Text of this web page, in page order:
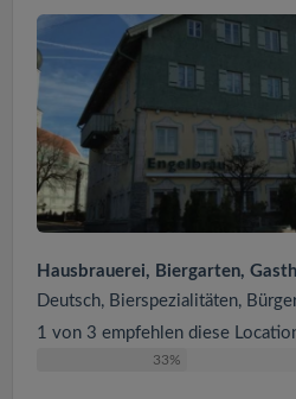
Hausbrauerei, Biergarten,
Deutsch, Bierspezialitäten,
1 von 3 empfehlen diese
33%